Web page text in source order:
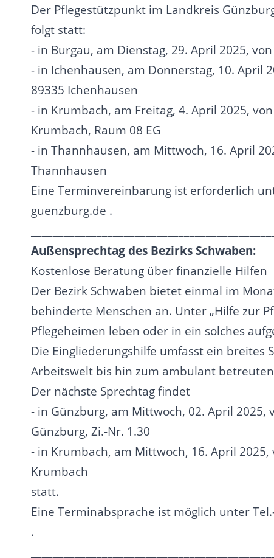
Der Pflegestützpunkt im Landkreis
folgt statt:
- in Burgau, am Dienstag, 29. April 2025,
- in Ichenhausen, am Donnerstag, 10. April
89335 Ichenhausen
- in Krumbach, am Freitag, 4. April 2025,
Krumbach, Raum 08 EG
- in Thannhausen, am Mittwoch, 16. April
Thannhausen
Eine Terminvereinbarung ist erforderlich
guenzburg.de .
Außensprechtag des Bezirks Schwaben:
Kostenlose Beratung über finanzielle Hilfen
Der Bezirk Schwaben bietet einmal im
behinderte Menschen an. Unter „Hilfe zur
Pflegeheimen leben oder in ein solches
Die Eingliederungshilfe umfasst ein
Arbeitswelt bis hin zum ambulant
Der nächste Sprechtag findet
- in Günzburg, am Mittwoch, 02. April
Günzburg, Zi.-Nr. 1.30
- in Krumbach, am Mittwoch, 16. April 2025,
Krumbach
statt.
Eine Terminabsprache ist möglich unter
.